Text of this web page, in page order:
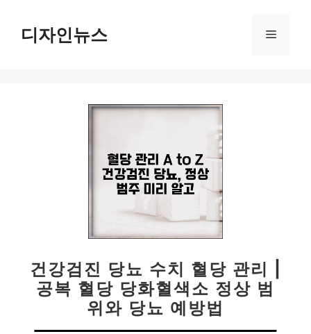
디자인뉴스 메
건강검진 당뇨 수치 혈당 관리 |
공복 혈당 당화혈색소 정상 범
위와 당뇨 예방법